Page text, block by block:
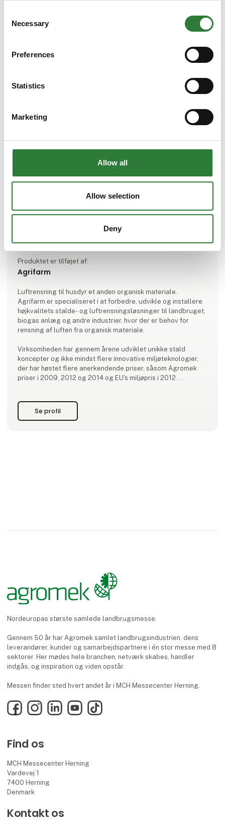
Selection
Necessary
Preferences
Statistics
Marketing
Allow all
Allow selection
Deny
0-Emission system (Agromek ⭐⭐)
Produktet er tilføjet af:
Agrifarm
Luftrensning til husdyr et anden organisk materiale.
Agrifarm er specialiseret i at forbedre, udvikle og installere
højkvalitets stalde- og luftrensningsløsninger til landbruget,
biogas anlæg og andre industrier, hvor der er behov for
rensning af luften fra organisk materiale.
Virksomheden har gennem årene udviklet unikke stald
koncepter og ikke mindst flere innovative miljøteknologier,
der har høstet flere anerkendende priser, såsom Agromek
priser i 2009, 2012 og 2014 og EU's miljøpris i 2012.
tilbage til 2007 og er en af de fø
Se profil
Nordeuropas største samlede landbrugsmesse.
Gennem 50 år har Agromek samlet landbrugsindustrien, dens
leverandører, kunder og samarbejdspartnere i én stor messe med 8
sektorer. Her mødes hele branchen, netværk skabes, handler
indgås, og inspiration og viden opstår.
Messen finder sted hvert andet år i MCH Messecenter Herning.
FacebookInstagramLinkedInYouTubeTikTok
Find os
MCH Messecenter Herning
Vardevej 1
7400 Herning
Denmark
Kontakt os